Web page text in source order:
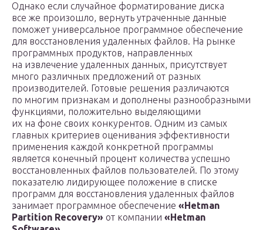
Однако если случайное форматирование диска
все же произошло, вернуть утраченные данные
поможет универсальное программное обеспечение
для восстановления удаленных файлов. На рынке
программных продуктов, направленных
на извлечение удаленных данных, присутствует
много различных предложений от разных
производителей. Готовые решения различаются
по многим признакам и дополнены разнообразными
функциями, положительно выделяющими
их на фоне своих конкурентов. Одним из самых
главных критериев оценивания эффективности
применения каждой конкретной программы
является конечный процент количества успешно
восстановленных файлов пользователей. По этому
показателю лидирующее положение в списке
программ для восстановления удаленных файлов
занимает программное обеспечение «Hetman
Partition Recovery» от компании «Hetman